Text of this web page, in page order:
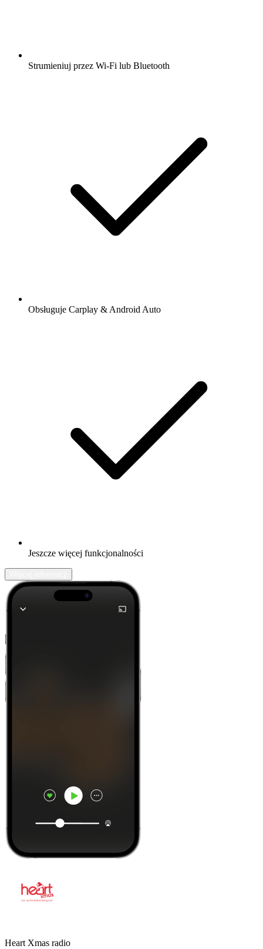
Strumieniuj przez Wi-Fi lub Bluetooth
Obsługuje Carplay & Android Auto
Jeszcze więcej funkcjonalności
Heart Xmas radio